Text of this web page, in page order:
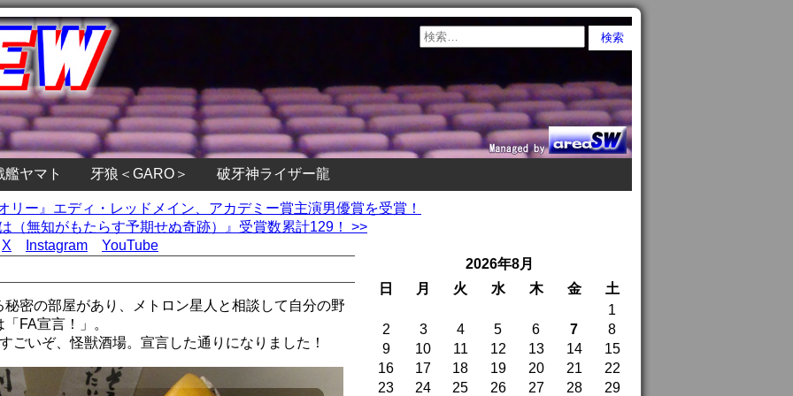
艦ヤマト 牙狼＜GARO＞ 破牙神ライザー龍
リー』エディ・レッドメイン、アカデミー賞主演男優賞を受賞！
（無知がもたらす予期せぬ奇跡）』受賞数累計129！ >>
X
Instagram YouTube
密の部屋があり、メトロン星人と相談して自分の野
FA宣言！」。
いぞ、怪獣酒場。宣言した通りになりました！
2026年8月
日
月 火 水 木 金
土
1
2
3 4 5 6 7
8
9
10 11 12 13 14
15
16
17 18 19 20 21
22
23
24 25 26 27 28 29